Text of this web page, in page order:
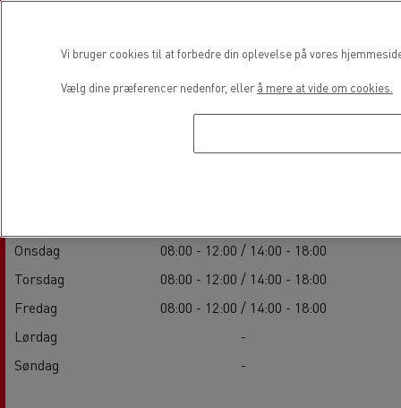
Åbningstider
Onsdag
08:00 - 12:00 / 14:00 - 18:00
Torsdag
08:00 - 12:00 / 14:00 - 18:00
Fredag
08:00 - 12:00 / 14:00 - 18:00
Lørdag
-
Søndag
-
Vi bruger cookies til at forbedre din oplevelse på vores
Vælg dine præferencer nedenfor, eller å mere at vide om cookies.